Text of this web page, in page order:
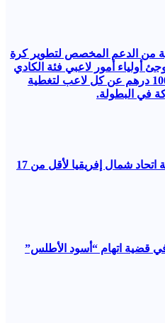
من الدعم المخصص لتطوير كرة
أولياء أمور لاعبي فئة الكادي
في أحد الأندية بمطالبتهم بأداء 1000 درهم عن كل لاعب لتغطية
في البطولة.
لبؤات الأطلس يتوجن بلقب بطولة اتحاد شمال إفريقيا لأقل من 17
في قضية اتهام “أسود الأطلس”